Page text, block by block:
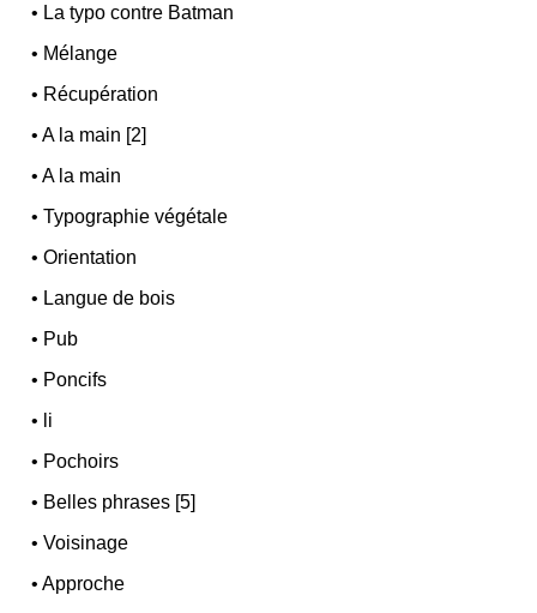
• La typo contre Batman
• Mélange
• Récupération
•A la main [2]
•A la main
•Typographie végétale
•Orientation
• Langue de bois
• Pub
• Poncifs
• li
• Pochoirs
• Belles phrases [5]
•Voisinage
•Approche